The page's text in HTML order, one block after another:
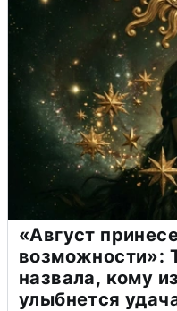
«Август
возможности»:
назвала, кому
улыбнется